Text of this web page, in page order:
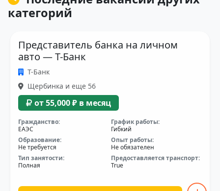
категорий
Представитель банка на личном
авто — Т-Банк
Т-Банк
Щербинка и еще 56
от 55,000 ₽ в месяц
Гражданство:
ЕАЭС
График работы:
Гибкий
Образование:
Не требуется
Опыт работы:
Не обязателен
Тип занятости:
Полная
Предоставляется транспорт:
True